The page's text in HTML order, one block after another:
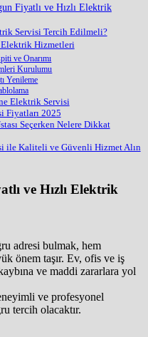
Fiyatlı ve Hızlı Elektrik
Servisi Tercih Edilmeli?
Elektrik Hizmetleri
ve Onarımı
Kurulumu
Yenileme
Elektrik Servisi
Fiyatları 2025
Seçerken Nelere Dikkat
ile Kaliteli ve Güvenli Hizmet Alın
ve Hızlı Elektrik
adresi bulmak, hem
önem taşır. Ev, ofis ve iş
ve maddi zararlara yol
ve profesyonel
tercih olacaktır.